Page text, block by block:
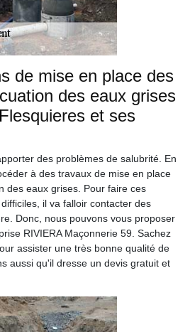
de mise en place des
des eaux grises
et ses
des problèmes de salubrité. En
à des travaux de mise en place
des eaux grises. Pour faire ces
il va falloir contacter des
Donc, nous pouvons vous proposer
RIVIERA Maçonnerie 59. Sachez
assister une très bonne qualité de
aussi qu'il dresse un devis gratuit et